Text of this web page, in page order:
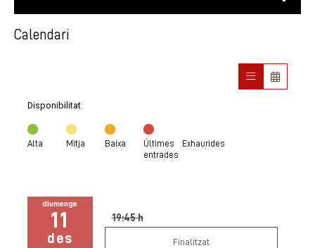
Calendari
Disponibilitat
Alta Mitja Baixa
Últimes
entrades
Exhaurides
diumenge
11
des
19:45 h
Finalitzat